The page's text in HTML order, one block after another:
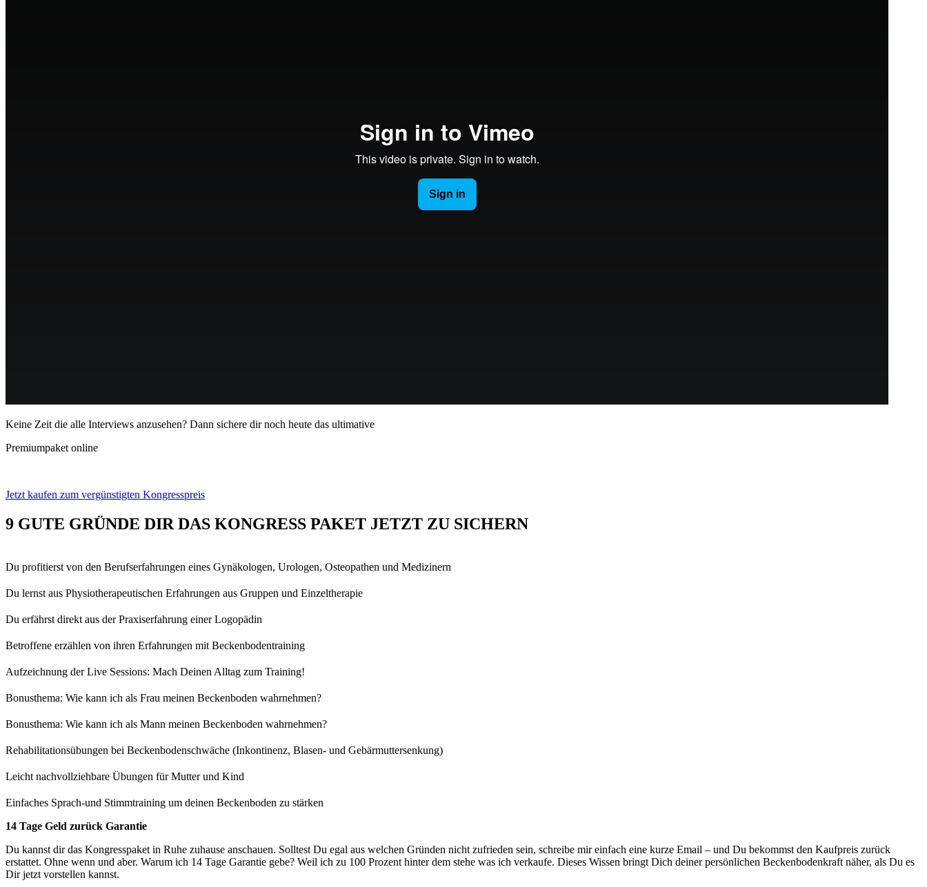
Keine Zeit die alle Interviews anzusehen? Dann sichere dir noch heute das ultimative
Premiumpaket online
Jetzt kaufen zum vergünstigten Kongresspreis
9 GUTE GRÜNDE DIR DAS KONGRESS PAKET JETZT ZU SICHERN
Du profitierst von den Berufserfahrungen eines Gynäkologen, Urologen, Osteopathen und Medizinern
Du lernst aus Physiotherapeutischen Erfahrungen aus Gruppen und Einzeltherapie
Du erfährst direkt aus der Praxiserfahrung einer Logopädin
Betroffene erzählen von ihren Erfahrungen mit Beckenbodentraining
Aufzeichnung der Live Sessions: Mach Deinen Alltag zum Training!
Bonusthema: Wie kann ich als Frau meinen Beckenboden wahrnehmen?
Bonusthema: Wie kann ich als Mann meinen Beckenboden wahrnehmen?
Rehabilitationsübungen bei Beckenbodenschwäche (Inkontinenz, Blasen- und Gebärmuttersenkung)
Leicht nachvollziehbare Übungen für Mutter und Kind
Einfaches Sprach-und Stimmtraining um deinen Beckenboden zu stärken
14 Tage Geld zurück Garantie
Du kannst dir das Kongresspaket in Ruhe zuhause anschauen. Solltest Du egal aus welchen Gründen nicht zufrieden sein, schreibe mir einfach eine kurze Email – und Du bekommst den Kaufpreis zurück
erstattet. Ohne wenn und aber. Warum ich 14 Tage Garantie gebe? Weil ich zu 100 Prozent hinter dem stehe was ich verkaufe. Dieses Wissen bringt Dich deiner persönlichen Beckenbodenkraft näher, als Du es
Dir jetzt vorstellen kannst.